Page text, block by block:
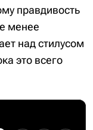
правдивость
менее
над стилусом
это всего